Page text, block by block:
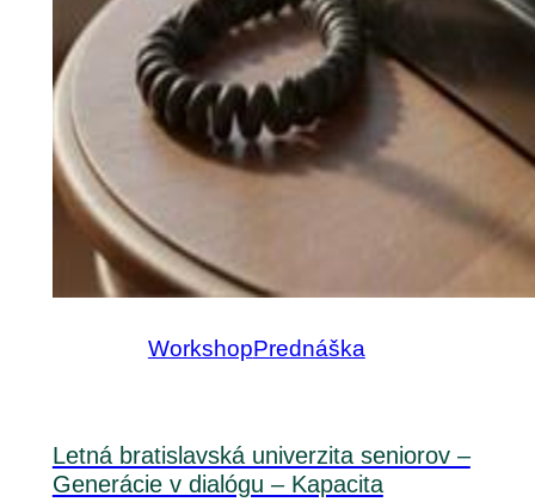
WorkshopPrednáška
Letná bratislavská univerzita seniorov –
Generácie v dialógu – Kapacita